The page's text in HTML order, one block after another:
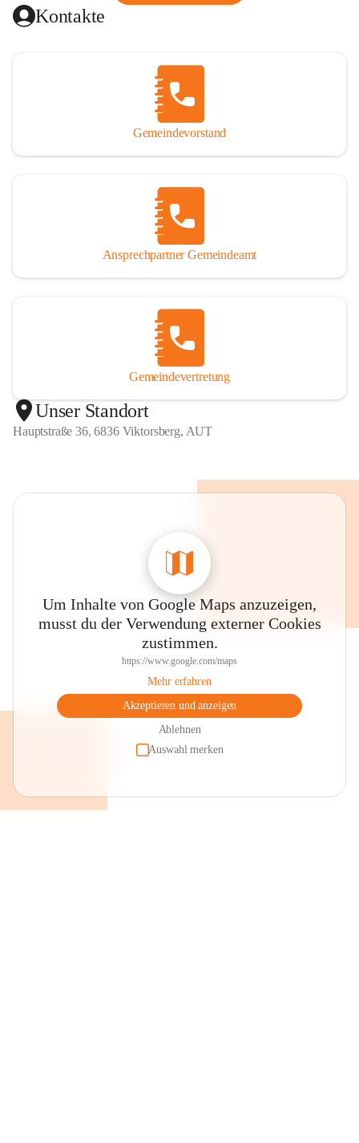
Kontakte
Gemeindevorstand
Ansprechpartner Gemeindeamt
Gemeindevertretung
Unser Standort
Hauptstraße 36, 6836 Viktorsberg, AUT
Um Inhalte von Google Maps anzuzeigen,
musst du der Verwendung externer Cookies
zustimmen.
https://www.google.com/maps
Mehr erfahren
Akzeptieren und anzeigen
Ablehnen
Auswahl merken